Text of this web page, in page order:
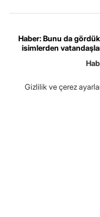
Haber: Bunu da
isimlerden
Gizlilik ve çerez